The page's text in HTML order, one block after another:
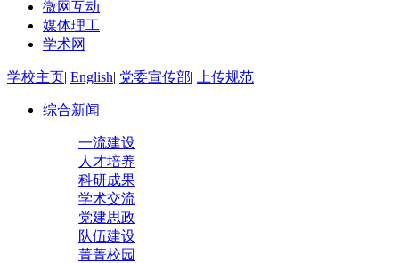
微网互动
媒体理工
学术网
学校主页| English| 党委宣传部| 上传规范
综合新闻
一流建设
人才培养
科研成果
学术交流
党建思政
队伍建设
菁菁校园